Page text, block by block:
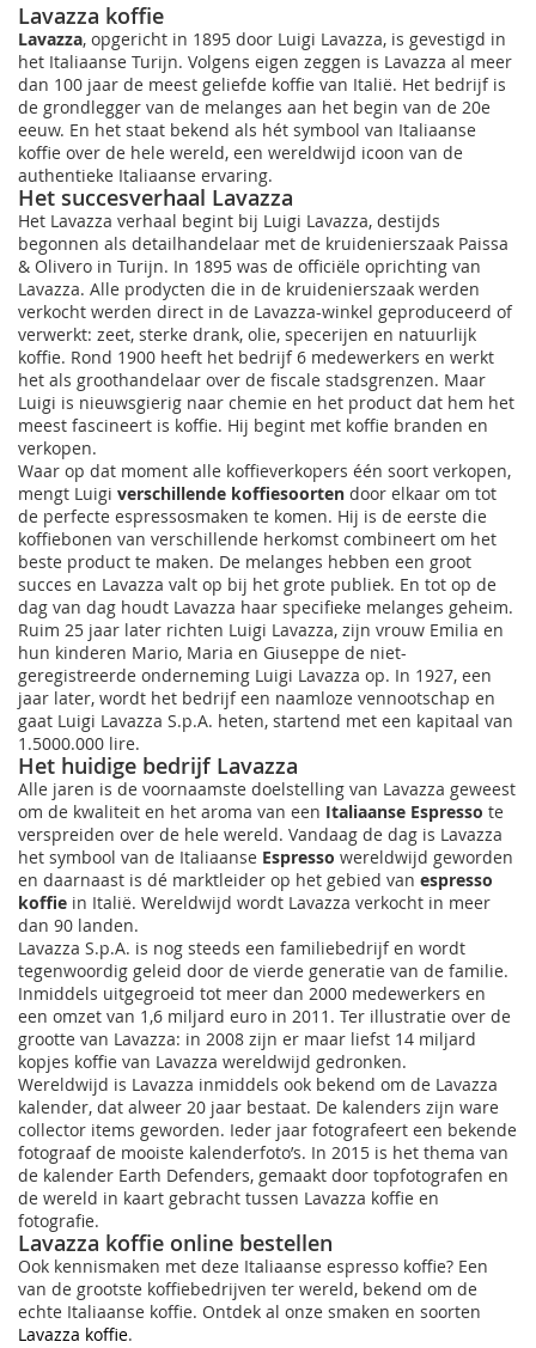
Lavazza koffie
Lavazza, opgericht in 1895 door Luigi Lavazza, is gevestigd in
het Italiaanse Turijn. Volgens eigen zeggen is Lavazza al meer
dan 100 jaar de meest geliefde koffie van Italië. Het bedrijf is
de grondlegger van de melanges aan het begin van de 20e
eeuw. En het staat bekend als hét symbool van Italiaanse
koffie over de hele wereld, een wereldwijd icoon van de
authentieke Italiaanse ervaring.
Het succesverhaal Lavazza
Het Lavazza verhaal begint bij Luigi Lavazza, destijds
begonnen als detailhandelaar met de kruidenierszaak Paissa
& Olivero in Turijn. In 1895 was de officiële oprichting van
Lavazza. Alle prodycten die in de kruidenierszaak werden
verkocht werden direct in de Lavazza-winkel geproduceerd of
verwerkt: zeet, sterke drank, olie, specerijen en natuurlijk
koffie. Rond 1900 heeft het bedrijf 6 medewerkers en werkt
het als groothandelaar over de fiscale stadsgrenzen. Maar
Luigi is nieuwsgierig naar chemie en het product dat hem het
meest fascineert is koffie. Hij begint met koffie branden en
verkopen.
Waar op dat moment alle koffieverkopers één soort verkopen,
mengt Luigi verschillende koffiesoorten door elkaar om tot
de perfecte espressosmaken te komen. Hij is de eerste die
koffiebonen van verschillende herkomst combineert om het
beste product te maken. De melanges hebben een groot
succes en Lavazza valt op bij het grote publiek. En tot op de
dag van dag houdt Lavazza haar specifieke melanges geheim.
Ruim 25 jaar later richten Luigi Lavazza, zijn vrouw Emilia en
hun kinderen Mario, Maria en Giuseppe de niet-
geregistreerde onderneming Luigi Lavazza op. In 1927, een
jaar later, wordt het bedrijf een naamloze vennootschap en
gaat Luigi Lavazza S.p.A. heten, startend met een kapitaal van
1.5000.000 lire.
Het huidige bedrijf Lavazza
Alle jaren is de voornaamste doelstelling van Lavazza geweest
om de kwaliteit en het aroma van een Italiaanse Espresso te
verspreiden over de hele wereld. Vandaag de dag is Lavazza
het symbool van de Italiaanse Espresso wereldwijd geworden
en daarnaast is dé marktleider op het gebied van espresso
koffie in Italië. Wereldwijd wordt Lavazza verkocht in meer
dan 90 landen.
Lavazza S.p.A. is nog steeds een familiebedrijf en wordt
tegenwoordig geleid door de vierde generatie van de familie.
Inmiddels uitgegroeid tot meer dan 2000 medewerkers en
een omzet van 1,6 miljard euro in 2011. Ter illustratie over de
grootte van Lavazza: in 2008 zijn er maar liefst 14 miljard
kopjes koffie van Lavazza wereldwijd gedronken.
Wereldwijd is Lavazza inmiddels ook bekend om de Lavazza
kalender, dat alweer 20 jaar bestaat. De kalenders zijn ware
collector items geworden. Ieder jaar fotografeert een bekende
fotograaf de mooiste kalenderfoto’s. In 2015 is het thema van
de kalender Earth Defenders, gemaakt door topfotografen en
de wereld in kaart gebracht tussen Lavazza koffie en
fotografie.
Lavazza koffie online bestellen
Ook kennismaken met deze Italiaanse espresso koffie? Een
van de grootste koffiebedrijven ter wereld, bekend om de
echte Italiaanse koffie. Ontdek al onze smaken en soorten
Lavazza koffie.